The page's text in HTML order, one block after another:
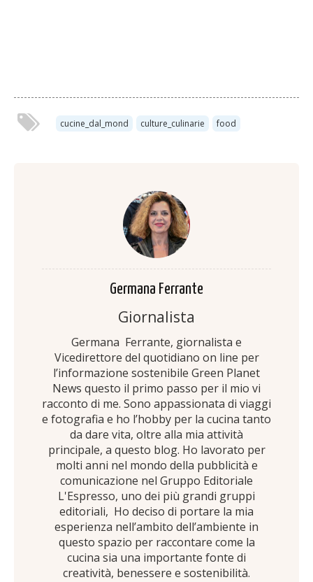
cucine_dal_mond culture_culinarie food
Germana Ferrante
Giornalista
Germana Ferrante, giornalista e
Vicedirettore del quotidiano on line per
l’informazione sostenibile Green Planet
News questo il primo passo per il mio vi
racconto di me. Sono appassionata di viaggi
e fotografia e ho l’hobby per la cucina tanto
da dare vita, oltre alla mia attività
principale, a questo blog. Ho lavorato per
molti anni nel mondo della pubblicità e
comunicazione nel Gruppo Editoriale
L'Espresso, uno dei più grandi gruppi
editoriali, Ho deciso di portare la mia
esperienza nell’ambito dell’ambiente in
questo spazio per raccontare come la
cucina sia una importante fonte di
creatività, benessere e sostenibilità.